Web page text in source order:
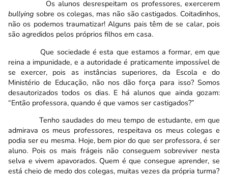
Os alunos desrespeitam os professores, exercerem
bullying sobre os colegas, mas não são castigados. Coitadinhos,
não os podemos traumatizar! Alguns pais têm de se calar, pois
são agredidos pelos próprios filhos em casa.
Que sociedade é esta que estamos a formar, em que
reina a impunidade, e a autoridade é praticamente impossível de
se exercer, pois as instâncias superiores, da Escola e do
Ministério de Educação, não nos dão força para isso? Somos
desautorizados todos os dias. E há alunos que ainda gozam:
“Então professora, quando é que vamos ser castigados?”
Tenho saudades do meu tempo de estudante, em que
admirava os meus professores, respeitava os meus colegas e
podia ser eu mesma. Hoje, bem pior do que ser professora, é ser
aluno. Pois os mais frágeis não conseguem sobreviver nesta
selva e vivem apavorados. Quem é que consegue aprender, se
está cheio de medo dos colegas, muitas vezes da própria turma?